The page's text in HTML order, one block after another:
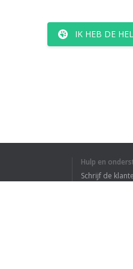
IK HEB DE
Hulp en
Schrijf de